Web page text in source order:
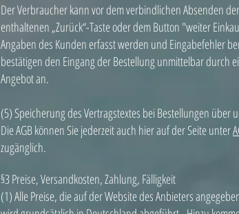
Der Verbraucher kann vor dem verbindlichen Absenden
enthaltenen „Zurück“-Taste oder dem Button "weiter
Angaben des Kunden erfasst werden und Eingabefehler
bestätigen den Eingang der Bestellung unmittelbar durch
Angebot an.
(5) Speicherung des Vertragstextes bei Bestellungen
Die AGB können Sie jederzeit auch hier auf der Seite unter
zugänglich.
§3 Preise, Versandkosten, Zahlung, Fälligkeit
(1) Alle Preise, die auf der Website des Anbieters